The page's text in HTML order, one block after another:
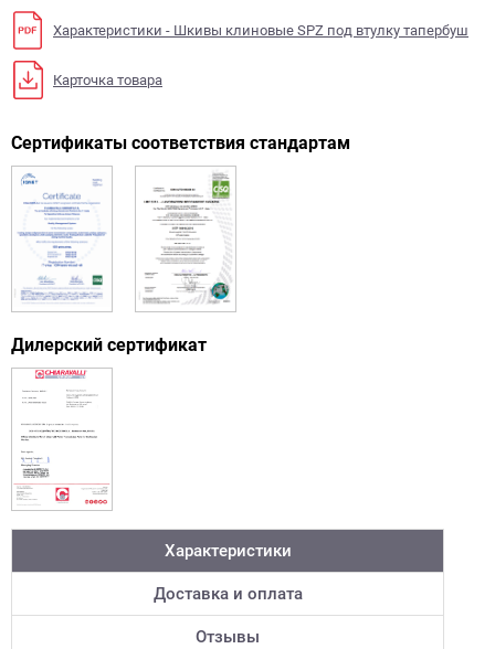
Характеристики - Шкивы клиновые SPZ под втулку тапербуш
Карточка товара
Сертификаты соответствия стандартам
Дилерский сертификат
Характеристики
Доставка и оплата
Отзывы